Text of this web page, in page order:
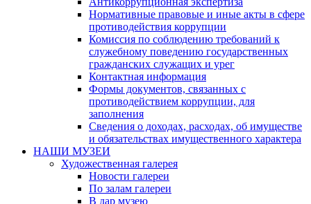
Нормативные правовые и иные акты в сфере
противодействия коррупции
Комиссия по соблюдению требований к
служебному поведению государственных
гражданских служащих и урег
Контактная информация
Формы документов, связанных с
противодействием коррупции, для
заполнения
Сведения о доходах, расходах, об имуществе
и обязательствах имущественного характера
НАШИ МУЗЕИ
Художественная галерея
Новости галереи
По залам галереи
В дар музею